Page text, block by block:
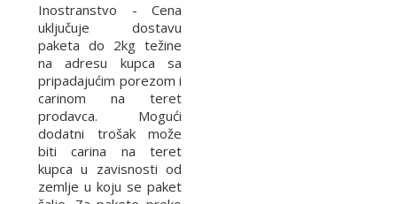
Inostranstvo - Cena
uključuje dostavu
paketa do 2kg težine
na adresu kupca sa
pripadajućim porezom i
carinom na teret
prodavca. Mogući
dodatni trošak može
biti carina na teret
kupca u zavisnosti od
zemlje u koju se paket